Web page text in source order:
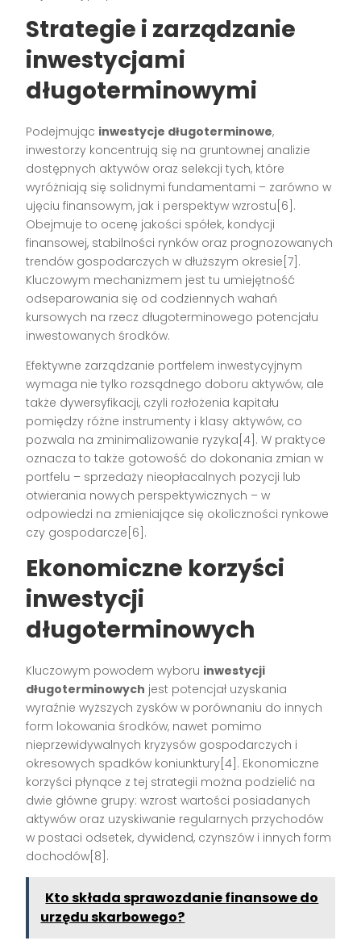
Strategie i zarządzanie
inwestycjami
długoterminowymi
Podejmując inwestycje długoterminowe,
inwestorzy koncentrują się na gruntownej analizie
dostępnych aktywów oraz selekcji tych, które
wyróżniają się solidnymi fundamentami – zarówno w
ujęciu finansowym, jak i perspektyw wzrostu[6].
Obejmuje to ocenę jakości spółek, kondycji
finansowej, stabilności rynków oraz prognozowanych
trendów gospodarczych w dłuższym okresie[7].
Kluczowym mechanizmem jest tu umiejętność
odseparowania się od codziennych wahań
kursowych na rzecz długoterminowego potencjału
inwestowanych środków.
Efektywne zarządzanie portfelem inwestycyjnym
wymaga nie tylko rozsądnego doboru aktywów, ale
także dywersyfikacji, czyli rozłożenia kapitału
pomiędzy różne instrumenty i klasy aktywów, co
pozwala na zminimalizowanie ryzyka[4]. W praktyce
oznacza to także gotowość do dokonania zmian w
portfelu – sprzedaży nieopłacalnych pozycji lub
otwierania nowych perspektywicznych – w
odpowiedzi na zmieniające się okoliczności rynkowe
czy gospodarcze[6].
Ekonomiczne korzyści
inwestycji
długoterminowych
Kluczowym powodem wyboru inwestycji
długoterminowych jest potencjał uzyskania
wyraźnie wyższych zysków w porównaniu do innych
form lokowania środków, nawet pomimo
nieprzewidywalnych kryzysów gospodarczych i
okresowych spadków koniunktury[4]. Ekonomiczne
korzyści płynące z tej strategii można podzielić na
dwie główne grupy: wzrost wartości posiadanych
aktywów oraz uzyskiwanie regularnych przychodów
w postaci odsetek, dywidend, czynszów i innych form
dochodów[8].
Kto składa sprawozdanie finansowe do
urzędu skarbowego?